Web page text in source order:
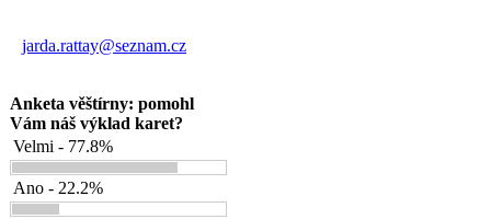
jarda.rattay@seznam.cz
Anketa věštírny: pomohl
Vám náš výklad karet?
Velmi - 77.8%
Ano - 22.2%